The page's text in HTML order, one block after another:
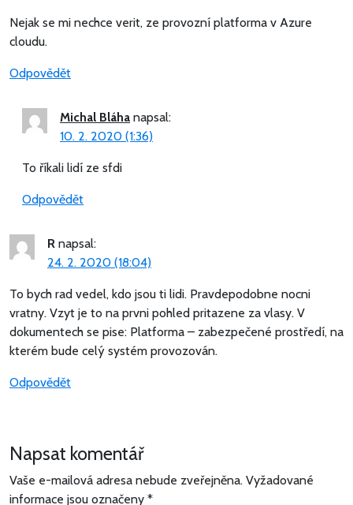
Nejak se mi nechce verit, ze provozní platforma v Azure
cloudu.
Odpovědět
Michal Bláha napsal:
10. 2. 2020 (1:36)
To říkali lidí ze sfdi
Odpovědět
R napsal:
24. 2. 2020 (18:04)
To bych rad vedel, kdo jsou ti lidi. Pravdepodobne nocni
vratny. Vzyt je to na prvni pohled pritazene za vlasy. V
dokumentech se pise: Platforma – zabezpečené prostředí, na
kterém bude celý systém provozován.
Odpovědět
Napsat komentář
Vaše e-mailová adresa nebude zveřejněna. Vyžadované
informace jsou označeny *